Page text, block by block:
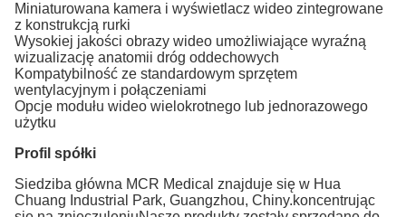
Miniaturowana kamera i wyświetlacz wideo zintegrowane
z konstrukcją rurki
Wysokiej jakości obrazy wideo umożliwiające wyraźną
wizualizację anatomii dróg oddechowych
Kompatybilność ze standardowym sprzętem
wentylacyjnym i połączeniami
Opcje modułu wideo wielokrotnego lub jednorazowego
użytku
Profil spółki
Siedziba główna MCR Medical znajduje się w Hua
Chuang Industrial Park, Guangzhou, Chiny.koncentrując